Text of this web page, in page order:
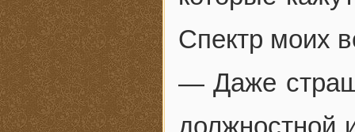
Спектр моих
— Даже
должностной